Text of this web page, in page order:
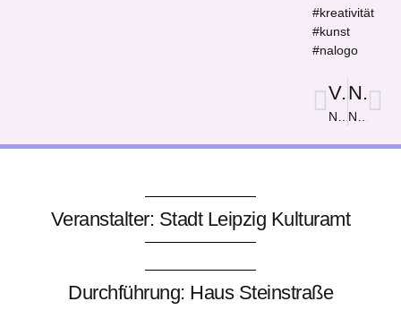
#kreativität
#kunst
#nalogo
Vorige
Naruto
Nächster
Natur und Mensch verbunden
Veranstalter: Stadt Leipzig Kulturamt
Durchführung: Haus Steinstraße